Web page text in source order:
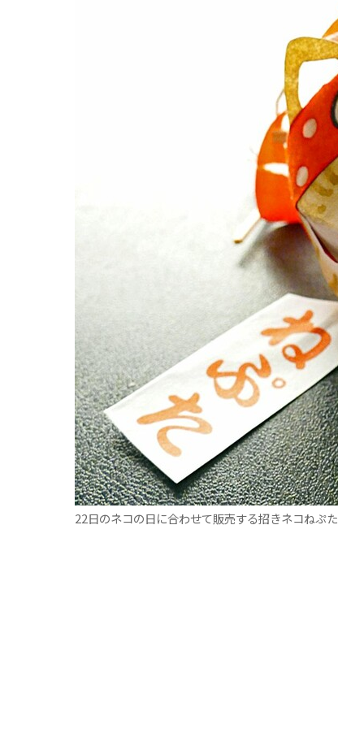
22日のネコの日に合わせて販売する招きネコねぷた